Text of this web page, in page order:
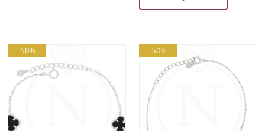
bila
38,00 €.
je:
-50% -50%